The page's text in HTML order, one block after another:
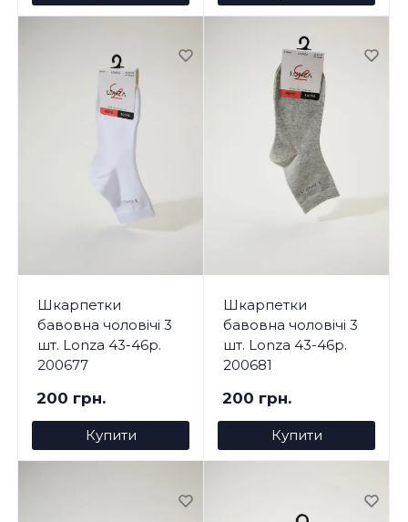
Шкарпетки
бавовна чоловічі 3
шт. Lonza 43-46р.
200677
200 грн.
Купити
Шкарпетки
бавовна чоловічі 3
шт. Lonza 43-46р.
200681
200 грн.
Купити